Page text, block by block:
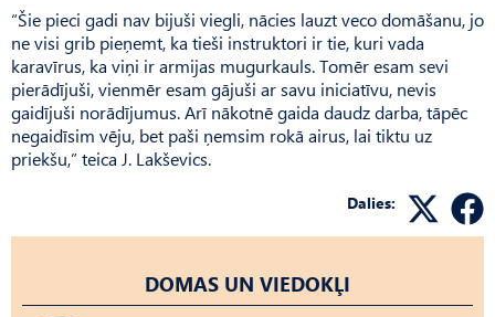
“Šie pieci gadi nav bijuši viegli, nācies lauzt veco domāšanu, jo
ne visi grib pieņemt, ka tieši instruktori ir tie, kuri vada
karavīrus, ka viņi ir armijas mugurkauls. Tomēr esam sevi
pierādījuši, vienmēr esam gājuši ar savu iniciatīvu, nevis
gaidījuši norādījumus. Arī nākotnē gaida daudz darba, tāpēc
negaidīsim vēju, bet paši ņemsim rokā airus, lai tiktu uz
priekšu,” teica J. Lakševics.
Dalies:
DOMAS UN VIEDOKĻI